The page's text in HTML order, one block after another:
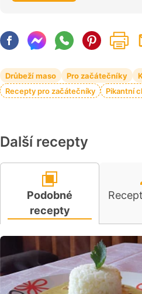
Drůbeží maso Pro začátečníky
Recepty pro začátečníky
Pikantní
Další recepty
Podobné
recepty